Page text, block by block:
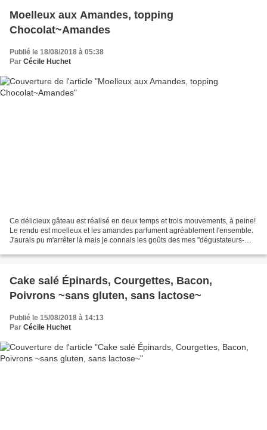
Moelleux aux Amandes, topping
Chocolat~Amandes
Publié le 18/08/2018 à 05:38
Par Cécile Huchet
Ce délicieux gâteau est réalisé en deux temps et trois mouvements, à peine!
Le rendu est moelleux et les amandes parfument agréablement l'ensemble.
J'aurais pu m'arrêter là mais je connais les goûts des mes "dégustateurs-
Cake salé Épinards, Courgettes, Bacon,
Poivrons ~sans gluten, sans lactose~
Publié le 15/08/2018 à 14:13
Par Cécile Huchet